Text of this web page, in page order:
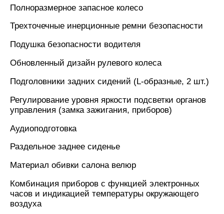
Полноразмерное запасное колесо
Трехточечные инерционные ремни безопасности
Подушка безопасности водителя
Обновленный дизайн рулевого колеса
Подголовники задних сидений (L-образные, 2 шт.)
Регулирование уровня яркости подсветки органов
управления (замка зажигания, приборов)
Аудиоподготовка
Раздельное заднее сиденье
Материал обивки салона велюр
Комбинация приборов с функцией электронных
часов и индикацией температуры окружающего
воздуха